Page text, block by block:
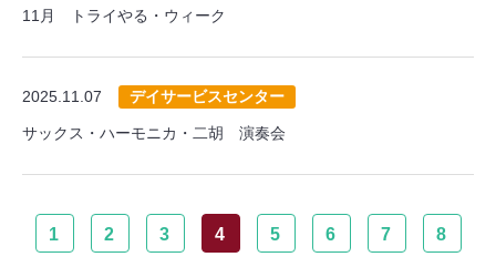
11月 トライやる・ウィーク
2025.11.07 デイサービスセンター
サックス・ハーモニカ・二胡 演奏会
1 2 3 4 5 6 7 8